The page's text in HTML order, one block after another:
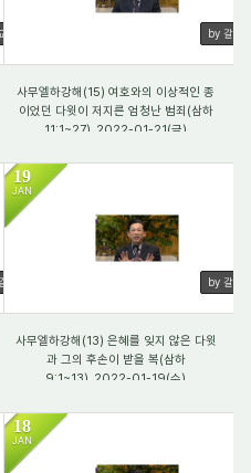
회 by 갈렙
사무엘하강해(15) 여호와의 이상적인 종
이었던 다윗이 저지른 엄청난 범죄(삼하
11:1~27)_2022-01-21(금)
렙
19
JAN
by 갈렙
사무엘하강해(13) 은혜를 잊지 않은 다윗
과 그의 후손이 받을 복(삼하
9:1~13)_2022-01-19(수)
18
JAN